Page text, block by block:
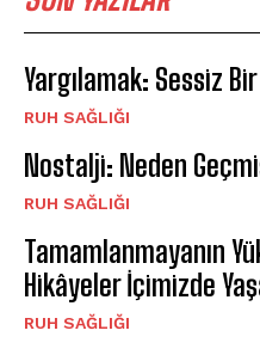
Yargılamak: Sessiz
⁠RUH SAĞLIĞI
Nostalji: Neden
⁠RUH SAĞLIĞI
Tamamlanmayanın
Hikâyeler İçimizde
⁠RUH SAĞLIĞI